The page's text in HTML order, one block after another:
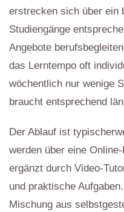
erstrecken sich über ein
Studiengänge
Angebote
das Lerntempo oft
wöchentlich nur wenige
braucht entsprechend
Der Ablauf ist
werden über eine
ergänzt durch Video-
und praktische
Mischung aus